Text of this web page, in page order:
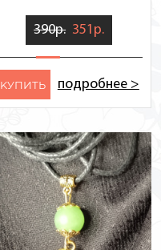
390р. 351р.
KУПИТЬ подробнее >